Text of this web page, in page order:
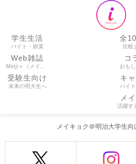
学生生活
バイト・娯楽
全
比較
Web雑誌
Meiji＋（メイプラ）
コ
おも
受験生向け
未来の明大生へ
キ
バイ
メ
活躍す
メイキョク＠明治大学生向